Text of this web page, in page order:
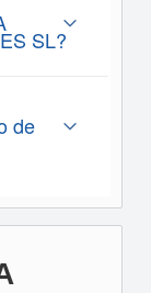
SL?
de